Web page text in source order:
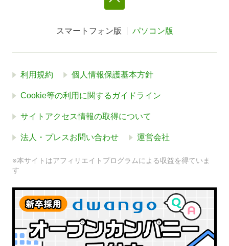
スマートフォン版 パソコン版
利用規約 個人情報保護基本方針
Cookie等の利用に関するガイドライン
サイトアクセス情報の取得について
法人・プレスお問い合わせ 運営会社
※本サイトはアフィリエイトプログラムによる収益を得ていま
す